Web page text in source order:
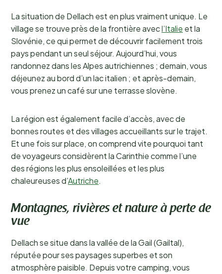
La situation de Dellach est en plus vraiment unique. Le
village se trouve près de la frontière avecl’Italie et la
Slovénie, ce qui permet de découvrir facilement trois
pays pendant un seul séjour. Aujourd’hui, vous
randonnez dans les Alpes autrichiennes ; demain, vous
déjeunez au bord d’un lac italien ; et après-demain,
vous prenez un café sur une terrasse slovène.
La région est également facile d’accès, avec de
bonnes routes et des villages accueillants sur le trajet.
Et une fois sur place, on comprend vite pourquoi tant
de voyageurs considèrent la Carinthie comme l’une
des régions les plus ensoleillées et les plus
chaleureuses d’Autriche.
Montagnes, rivières et nature à perte de
vue
Dellach se situe dans la vallée de la Gail (Gailtal),
réputée pour ses paysages superbes et son
atmosphère paisible. Depuis votre camping, vous